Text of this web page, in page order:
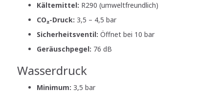
Kältemittel: R290 (umweltfreundlich)
CO₂-Druck: 3,5 – 4,5 bar
Sicherheitsventil: Öffnet bei 10 bar
Geräuschpegel: 76 dB
Wasserdruck
Minimum: 3,5 bar